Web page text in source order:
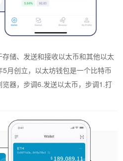
存储、发送和接收以太币和其他以太
月创立，以太坊钱包是一个比特币
器，步调6.发送以太币，步调1.打